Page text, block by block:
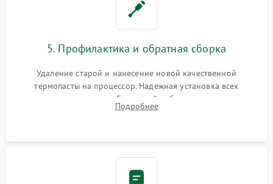
5. Профилактика и обратная сборка
Удаление старой и нанесение новой качественной
термопасты на процессор. Надежная установка всех
комплектующих в слоты. Грамотный кабель-менеджмент для
обеспечения правильной циркуляции воздуха внутри
Подробнее